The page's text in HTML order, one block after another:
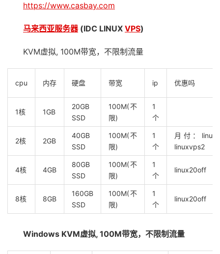
https://www.casbay.com
马来西亚服务器(IDC LINUX VPS)
KVM虚拟, 100M带宽，不限制流量
cpu 内存 硬盘 带宽 ip 优惠吗
1核 1GB
20GB
SSD
100M(不
限)
1
个
2核 2GB
40GB
SSD
100M(不
限)
1
个
月付：
linuxvps2
4核 4GB
80GB
SSD
100M(不
限)
1
个
linux20off
8核 8GB
160GB
SSD
100M(不
限)
1
个
linux20off
Windows KVM虚拟, 100M带宽，不限制流量